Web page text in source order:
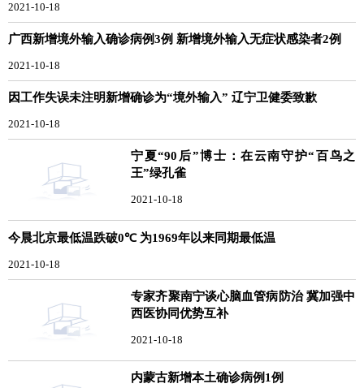
2021-10-18
广西新增境外输入确诊病例3例 新增境外输入无症状感染者2例
2021-10-18
因工作失误未注明新增确诊为“境外输入” 辽宁卫健委致歉
2021-10-18
宁夏“90后”博士：在云南守护“百鸟之
王”绿孔雀
2021-10-18
今晨北京最低温跌破0℃ 为1969年以来同期最低温
2021-10-18
专家齐聚南宁谈心脑血管病防治 冀加强中
西医协同优势互补
2021-10-18
内蒙古新增本土确诊病例1例